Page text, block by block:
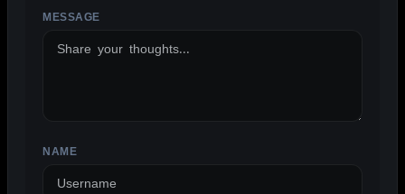
MESSAGE
NAME
ALTERNATIVE: